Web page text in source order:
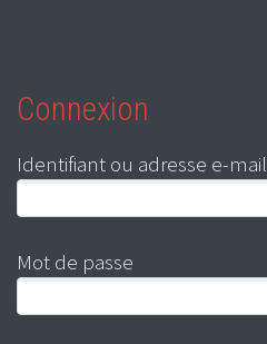
Connexion
Identifiant ou adresse e-mail
Mot de passe